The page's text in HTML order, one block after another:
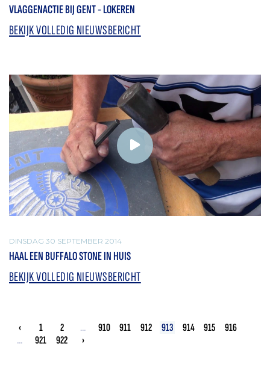
VLAGGENACTIE BIJ GENT - LOKEREN
BEKIJK VOLLEDIG NIEUWSBERICHT
DINSDAG 30 SEPTEMBER 2014
HAAL EEN BUFFALO STONE IN HUIS
BEKIJK VOLLEDIG NIEUWSBERICHT
‹ 1 2 ... 910 911 912 913 914 915
916
...
921 922 ›